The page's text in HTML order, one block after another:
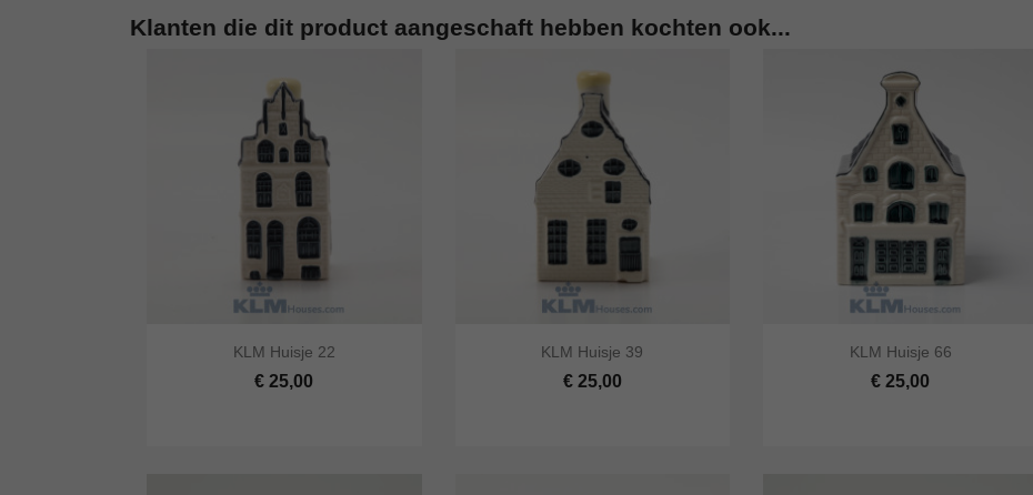
Klanten die dit product aangeschaft hebben kochten ook...
Snel bekijken In winkelwagen
KLM Huisje 22
€ 25,00 Snel bekijken In winkelwagen
KLM Huisje 39
€ 25,00 Snel bekijken In winkelwagen
KLM Huisje 66
€ 25,00